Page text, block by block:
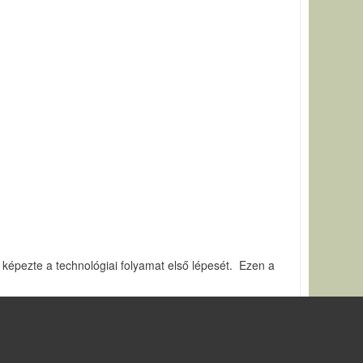
a technológiai folyamat első lépesét. Ezen a